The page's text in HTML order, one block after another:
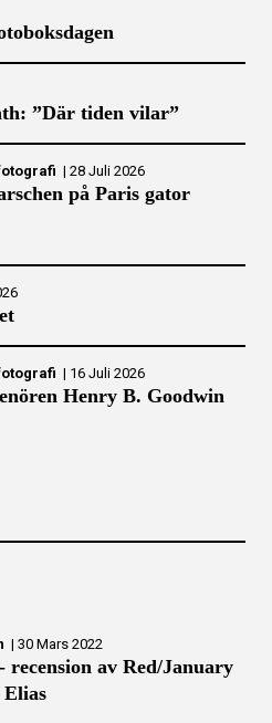
”Där tiden vilar”
| 28 Juli 2026
på Paris gator
| 16 Juli 2026
Henry B. Goodwin
| 30 Mars 2022
recension av Red/January
Elias